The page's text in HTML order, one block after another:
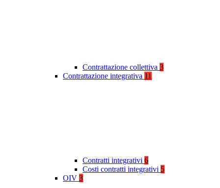
Contrattazione collettiva 3
Contrattazione integrativa 11
Contratti integrativi 6
Costi contratti integrativi 5
OIV 3